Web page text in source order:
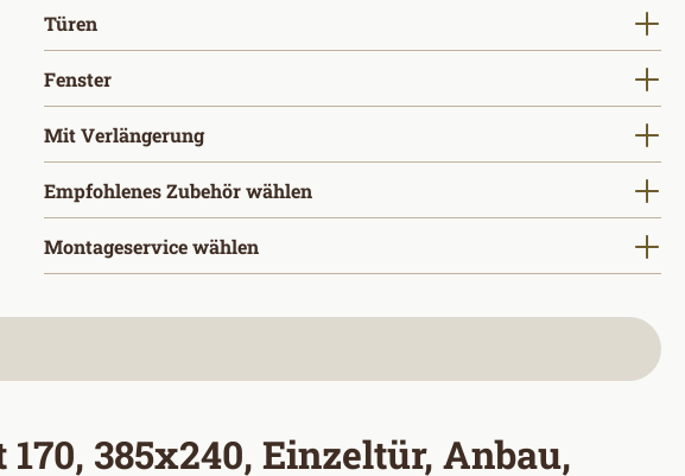
Türen
Fensterauswählen
Mit Verlängerungauswählen
Empfohlenes Zubehör wählen
Montageservice wählen
385x240, Einzeltür, Anbau,